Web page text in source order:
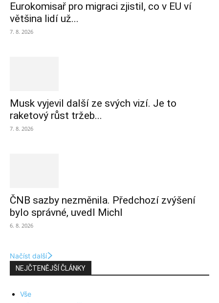
Eurokomisař pro migraci zjistil, co v EU ví
většina lidí už...
7. 8. 2026
Musk vyjevil další ze svých vizí. Je to
raketový růst tržeb...
7. 8. 2026
ČNB sazby nezměnila. Předchozí zvýšení
bylo správné, uvedl Michl
6. 8. 2026
Načíst další
NEJČTENĚJŠÍ ČLÁNKY
Vše